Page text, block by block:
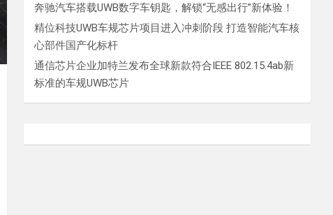
奔驰汽车搭载UWB数字车钥匙，解锁“无感出行”新体验！
精位科技UWB车规芯片项目进入冲刺阶段 打造智能汽车核
心部件国产化标杆
通信芯片企业加特兰发布全球新款符合IEEE 802.15.4ab新
标准的车规UWB芯片